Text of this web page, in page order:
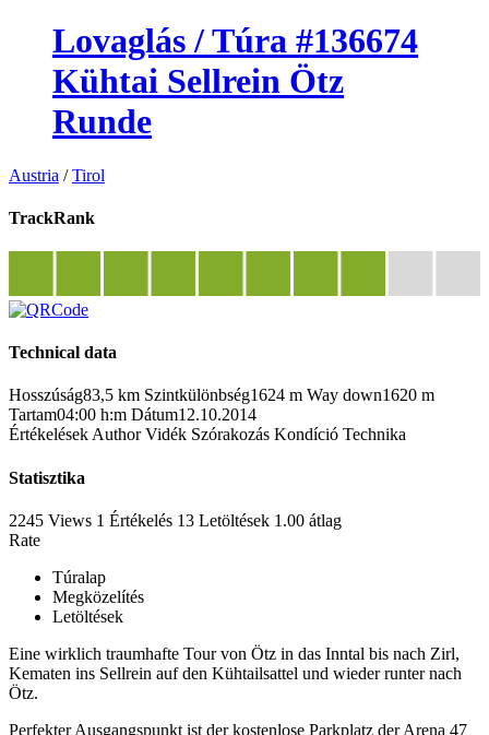
Lovaglás / Túra #136674
Kühtai Sellrein Ötz
Runde
Austria /Tirol
TrackRank
Technical data
Hosszúság83,5 km Szintkülönbség1624 m Way down1620 m
Tartam04:00 h:m Dátum12.10.2014
Értékelések Author Vidék Szórakozás Kondíció Technika
Statisztika
2245 Views 1 Értékelés 13 Letöltések 1.00 átlag
Rate
Túralap
Megközelítés
Letöltések
Eine wirklich traumhafte Tour von Ötz in das Inntal bis nach Zirl,
Kematen ins Sellrein auf den Kühtailsattel und wieder runter nach
Ötz.
Perfekter Ausgangspunkt ist der kostenlose Parkplatz der Arena 47